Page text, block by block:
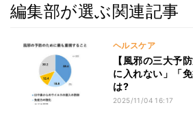
編集部が選ぶ関連記事
ヘルスケア
【風邪の三大予
に入れない」「
は?
2025/11/04 16:17